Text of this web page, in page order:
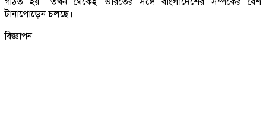
টানাপোড়েন চলছে।
বিজ্ঞাপন